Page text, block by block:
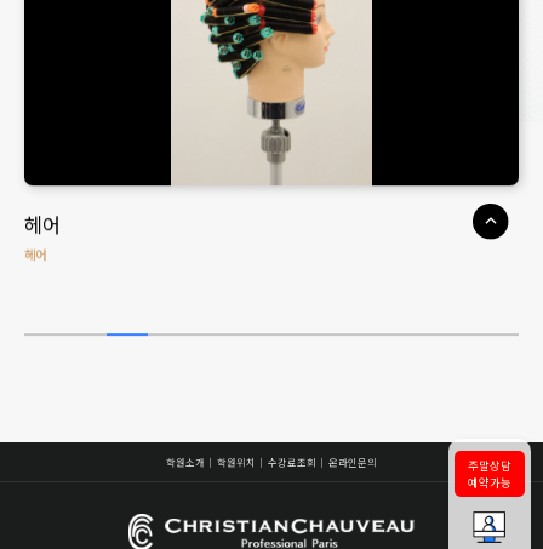
헤어
헤어
학원소개 학원위치 수강료조회 온라인문의
주말상담
예약가능